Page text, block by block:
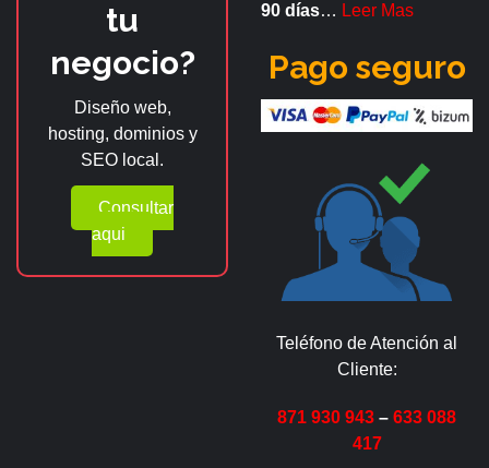
tu
negocio?
Diseño web,
hosting, dominios y
SEO local.
Consultar
aqui
90 días… Leer Mas
Pago seguro
Teléfono de Atención al
Cliente:
871 930 943 – 633 088
417